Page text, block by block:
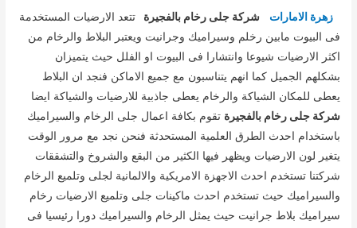
زهرة الامارات شركة جلى رخام بالفجيرة
تتعد الارضيات المستخدمة
فى البيوت مابين رخلم وسيراميك وجرانيت ويعتبر البلاط والرخام من
اكثر الارضيات شيوعا وانتشارا فى البيوت او الفلل حيث يتميزان
بشكلهم الجميل كما انهم يتناسبون مع جميع الاماكن فنجد ان البلاط
يعطى للمكان الشياكة والرخام يعطى جاذبية للارضيات والشياكة ايضا
شركة جلى رخام بالفجيرة تقوم بكافة اعمال جلى الرخام والسيراميك
باستخدام احدث الطرق العلمية المستحدثة فنحن نجد مع مرور الوقت
يتغير لون الارضيات ويظهر فيها الكثير من البقع والشروخ والتشققات
شركتنا تستخدم احدث الاجهزة الامريكية والالمانية لجلى وتلميع الرخام
والسيراميك حيث تستخدم احدث ماكينات جلى وتلميع الارضيات رخام
سيراميك بلاط جرانيت حيث يمثل الرخام والسيراميك دورا رئيسيا فى